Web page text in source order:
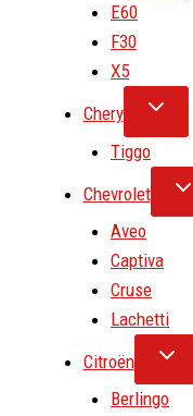
E60
F30
X5
Chery
Tiggo
Chevrolet
Aveo
Captiva
Cruse
Lachetti
Citroën
Berlingo